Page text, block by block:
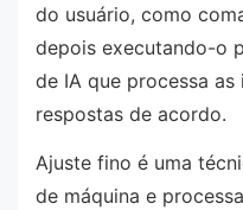
do usuário, como
depois executando-o
de IA que processa
respostas de acordo.
Ajuste fino é uma
de máquina e